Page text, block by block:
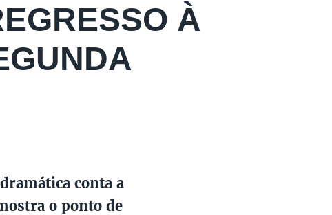
À
conta a
o ponto de